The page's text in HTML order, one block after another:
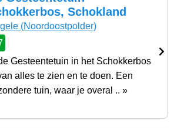
Schokland
(Noordoostpolder)
Gesteentetuin in het Schokkerbos
alles te zien en te doen. Een
tuin, waar je overal .. »